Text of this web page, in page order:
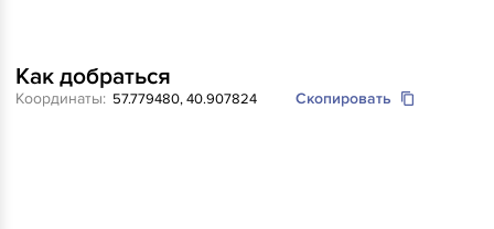
Координаты: Скопировать
Как добраться